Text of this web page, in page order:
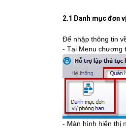
2.1 Danh mục đơn
Để nhập thông tin
- Tại Menu chương
- Màn hình hiển thị